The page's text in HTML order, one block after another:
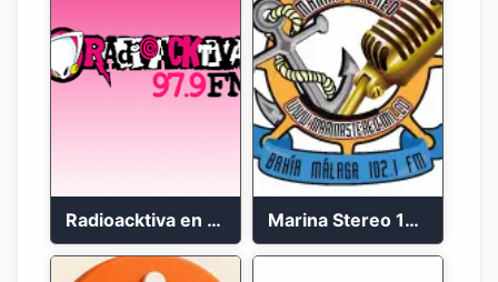
Radioacktiva en vivo 97.9 FM Marina Stereo 102.1 FM